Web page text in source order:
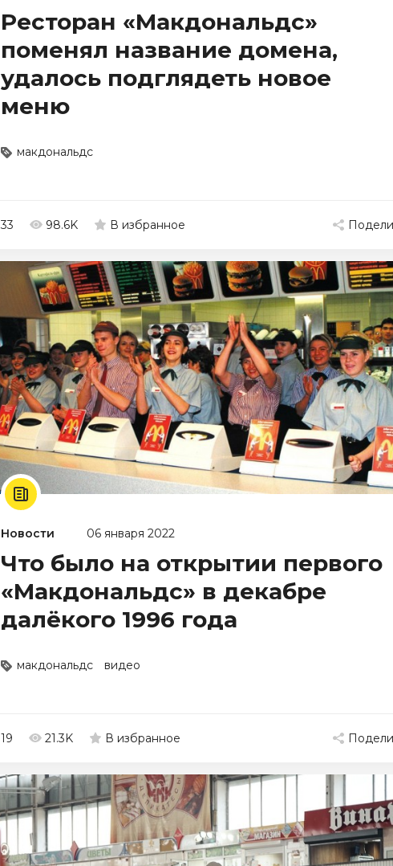
Ресторан «Макдональдс»
поменял название домена,
удалось подглядеть новое
меню
макдональдс
33 98.6K В избранное
Новости 06 января 2022
Что было на открытии первого
«Макдональдс» в декабре
далёкого 1996 года
макдональдс видео
19 21.3K В избранное